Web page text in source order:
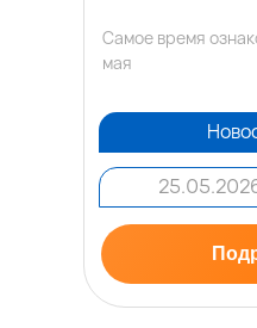
Самое время
мая